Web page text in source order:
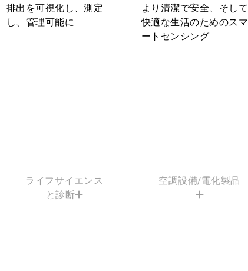
排出を可視化し、測定
し、管理可能に
より清潔で安全、そして
快適な生活のためのスマ
ートセンシング
ライフサイエンス
と診断
空調設備/電化製品